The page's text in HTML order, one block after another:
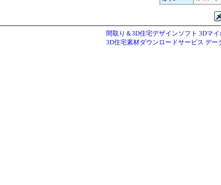
間取り＆3D住宅デザインソフト 3Dマ
3D住宅素材ダウンロードサービス デー